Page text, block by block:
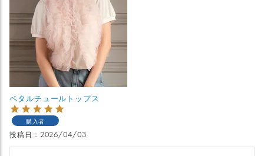
ペタルチュールトップス
購入者
投稿日 2026/04/03